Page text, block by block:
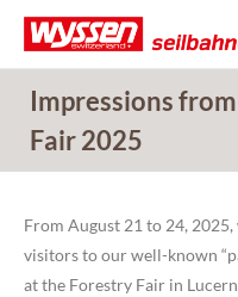
Skip
content
Impressions
Fair 2025
From August 21 to 24,
visitors to our well-known
at the Forestry Fair in